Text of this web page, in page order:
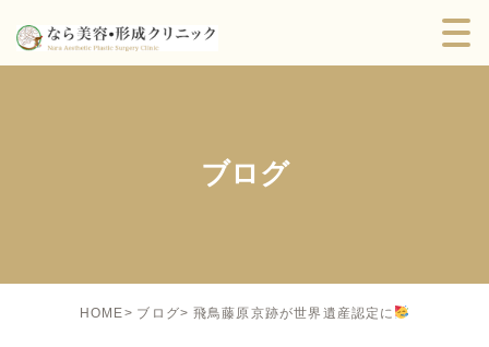
ブログ
HOME ブログ 飛鳥藤原京跡が世界遺産認定に